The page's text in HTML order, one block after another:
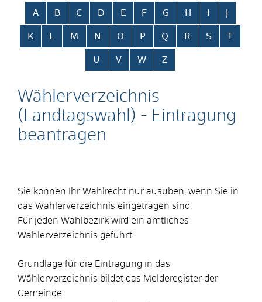
Alphabetisches Register überspringen
A B C D E F G H
K L M N O P Q R S T
U V W Z
Wählerverzeichnis
(Landtagswahl) - Eintragung
beantragen
Sie können Ihr Wahlrecht nur ausüben, wenn Sie in
das Wählerverzeichnis eingetragen sind.
Für jeden Wahlbezirk wird ein amtliches
Wählerverzeichnis geführt.
Grundlage für die Eintragung in das
Wählerverzeichnis bildet das Melderegister der
Gemeinde.